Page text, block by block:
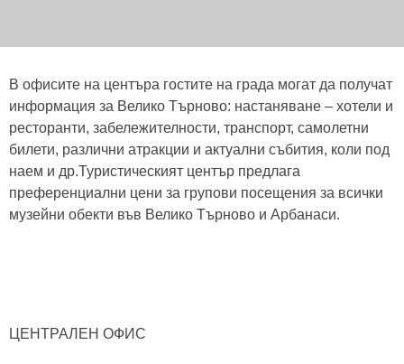
В офисите на центъра гостите на града могат да получат
информация за Велико Търново: настаняване – хотели и
ресторанти, забележителности, транспорт, самолетни
билети, различни атракции и актуални събития, коли под
наем и др.Туристическият център предлага
преференциални цени за групови посещения за всички
музейни обекти във Велико Търново и Арбанаси.
ЦЕНТРАЛЕН ОФИС